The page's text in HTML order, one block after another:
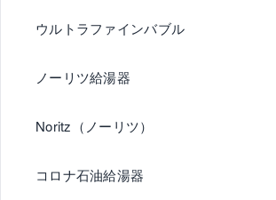
ウルトラファインバブル
ノーリツ給湯器
Noritz（ノーリツ）
コロナ石油給湯器